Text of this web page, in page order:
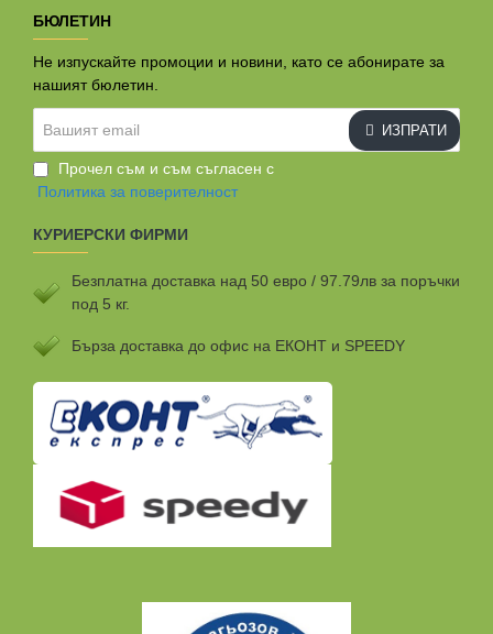
БЮЛЕТИН
Не изпускайте промоции и новини, като се абонирате за
нашият бюлетин.
email
ИЗПРАТИ
Прочел съм и съм съгласен с
Политика за поверителност
КУРИЕРСКИ ФИРМИ
Безплатна доставка над 50 евро / 97.79лв за поръчки
под 5 кг.
Бързa доставка до офис на ЕКОНТ и SPEEDY